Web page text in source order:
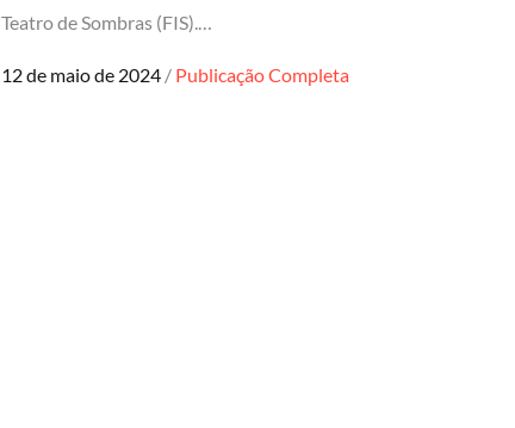
Teatro de Sombras (FIS).…
Posted
12 de maio de 2024 Publicação Completa